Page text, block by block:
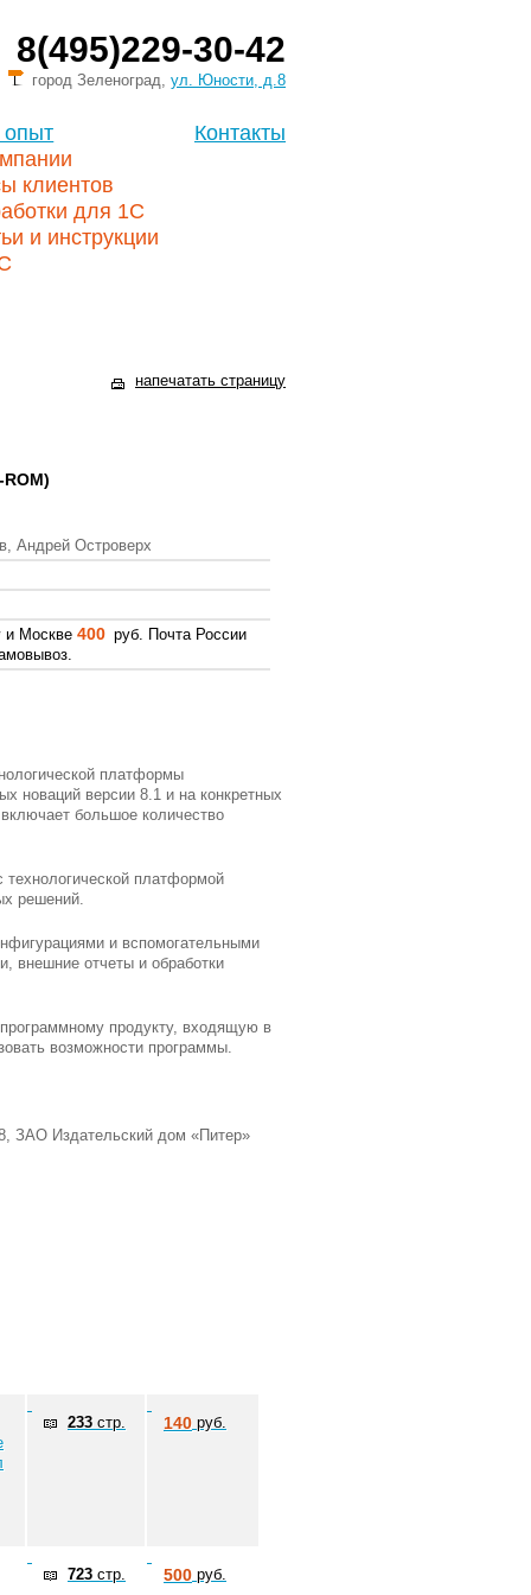
8(495)229-30-42
город Зеленоград, ул. Юности, д.8
клиентов
для 1С
и инструкции
Контакты
напечатать страницу
Андрей Островерх
и Москве 400 руб. Почта России
платформы
новаций версии 8.1 и на конкретных
большое количество
технологической платформой
решений.
и вспомогательными
внешние отчеты и обработки
продукту, входящую в
возможности программы.
ЗАО Издательский дом «Питер»
233 стр. 140 руб.
723 стр. 500 руб.